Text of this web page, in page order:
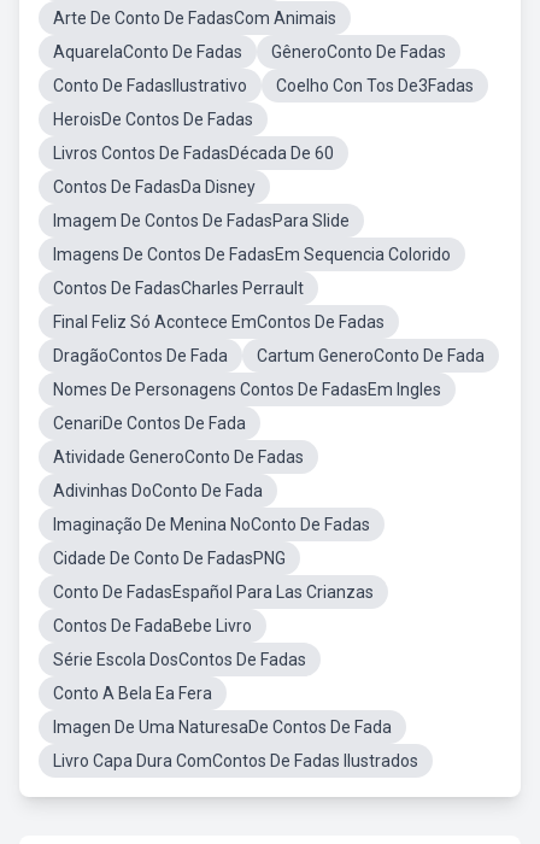
Arte De Conto De FadasCom Animais
AquarelaConto De Fadas
GêneroConto De Fadas
Conto De FadasIlustrativo
Coelho Con Tos De3Fadas
HeroisDe Contos De Fadas
Livros Contos De FadasDécada De 60
Contos De FadasDa Disney
Imagem De Contos De FadasPara Slide
Imagens De Contos De FadasEm Sequencia Colorido
Contos De FadasCharles Perrault
Final Feliz Só Acontece EmContos De Fadas
DragãoContos De Fada
Cartum GeneroConto De Fada
Nomes De Personagens Contos De FadasEm Ingles
CenariDe Contos De Fada
Atividade GeneroConto De Fadas
Adivinhas DoConto De Fada
Imaginação De Menina NoConto De Fadas
Cidade De Conto De FadasPNG
Conto De FadasEspañol Para Las Crianzas
Contos De FadaBebe Livro
Série Escola DosContos De Fadas
Conto A Bela Ea Fera
Imagen De Uma NaturesaDe Contos De Fada
Livro Capa Dura ComContos De Fadas Ilustrados